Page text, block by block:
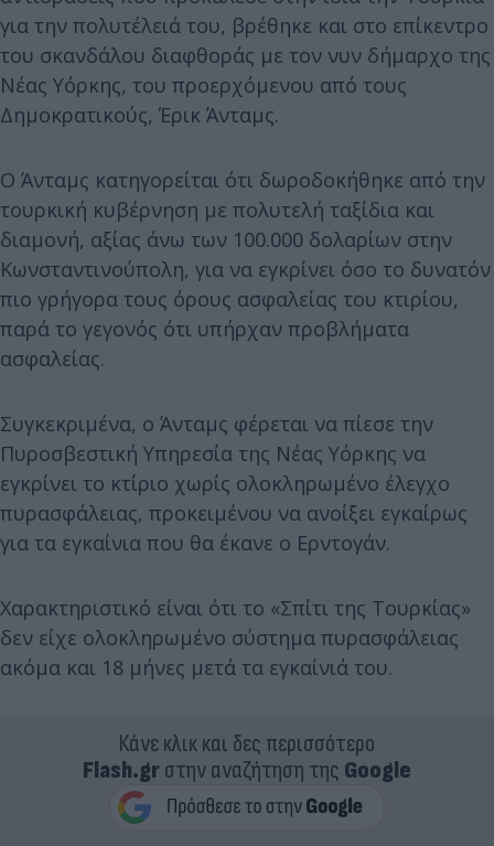
για την πολυτέλειά του, βρέθηκε και στο επίκεντρο
του σκανδάλου διαφθοράς με τον νυν δήμαρχο της
Νέας Υόρκης, του προερχόμενου από τους
Δημοκρατικούς, Έρικ Άνταμς.
Ο Άνταμς κατηγορείται ότι δωροδοκήθηκε από την
τουρκική κυβέρνηση με πολυτελή ταξίδια και
διαμονή, αξίας άνω των 100.000 δολαρίων στην
Κωνσταντινούπολη, για να εγκρίνει όσο το δυνατόν
πιο γρήγορα τους όρους ασφαλείας του κτιρίου,
παρά το γεγονός ότι υπήρχαν προβλήματα
ασφαλείας.
Συγκεκριμένα, ο Άνταμς φέρεται να πίεσε την
Πυροσβεστική Υπηρεσία της Νέας Υόρκης να
εγκρίνει το κτίριο χωρίς ολοκληρωμένο έλεγχο
πυρασφάλειας, προκειμένου να ανοίξει εγκαίρως
για τα εγκαίνια που θα έκανε ο Ερντογάν.
Χαρακτηριστικό είναι ότι το «Σπίτι της Τουρκίας»
δεν είχε ολοκληρωμένο σύστημα πυρασφάλειας
ακόμα και 18 μήνες μετά τα εγκαίνιά του.
Κάνε κλικ και δες περισσότερο
Flash.grστην αναζήτηση της Google